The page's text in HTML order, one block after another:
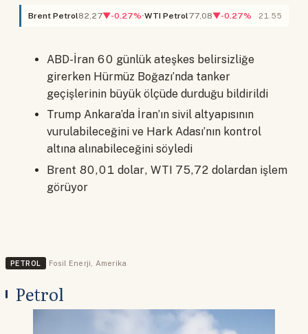
Brent Petrol82,27▼-0.27% WTI Petrol77,08▼-0.27% 21.55
ABD-İran 60 günlük ateşkes belirsizliğe
girerken Hürmüz Boğazı’nda tanker
geçişlerinin büyük ölçüde durduğu bildirildi
Trump Ankara’da İran’ın sivil altyapısının
vurulabileceğini ve Hark Adası’nın kontrol
altına alınabileceğini söyledi
Brent 80,01 dolar, WTI 75,72 dolardan işlem
görüyor
PETROL Fosil Enerji Amerika
Petrol